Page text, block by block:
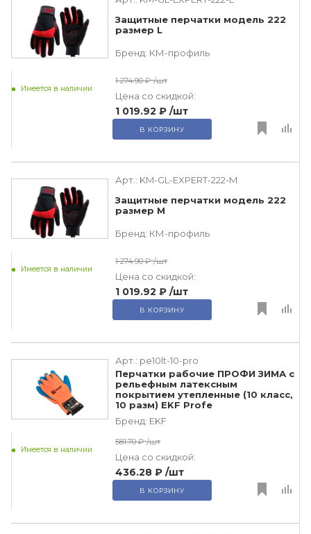
Защитные перчатки модель 222
размер L
Бренд: КМ-профиль
Имеется в наличии
1 274.90 ₽ /шт
Цена со скидкой:
1 019.92 ₽ /шт
В КОРЗИНУ
Арт.: KM-GL-EXPERT-222-M
Защитные перчатки модель 222
размер М
Бренд: КМ-профиль
Имеется в наличии
1 274.90 ₽ /шт
Цена со скидкой:
1 019.92 ₽ /шт
В КОРЗИНУ
Арт.: pe10lt-10-pro
Перчатки рабочие ПРОФИ ЗИМА с
рельефным латексным
покрытием утепленные (10 класс,
10 разм) EKF Profe
Бренд: EKF
Имеется в наличии
581.70 ₽ /шт
Цена со скидкой:
436.28 ₽ /шт
В КОРЗИНУ